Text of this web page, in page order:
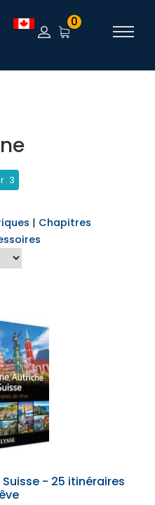
0
3
| Chapitres
- 25 itinéraires